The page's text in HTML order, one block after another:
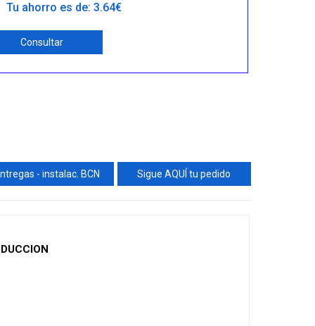
Tu ahorro es de: 3.64€
Consultar
- instalac. BCN Sigue AQUÍ tu pedido